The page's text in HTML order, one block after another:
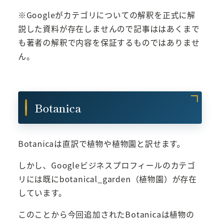
※Googleがカテゴリについての解釈を正式に解
説した資料が存在しませんので記事ははあくまで
も著者の解釈で内容を保証するものではありませ
ん。
Botanica
Botanicaは直訳で植物や植物園と訳せます。
しかし、Googleビジネスプロフィールのカテゴ
リには既にbotanical_garden（植物園）が存在
しています。
このことから今回追加されたBotanicaは植物の